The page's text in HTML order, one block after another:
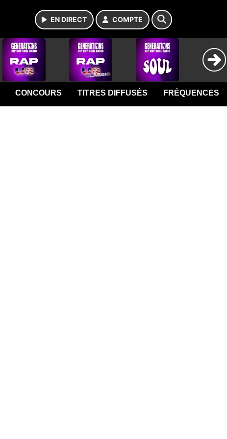
EN DIRECT COMPTE
CONCOURS TITRES DIFFUSÉS FRÉQUENCES